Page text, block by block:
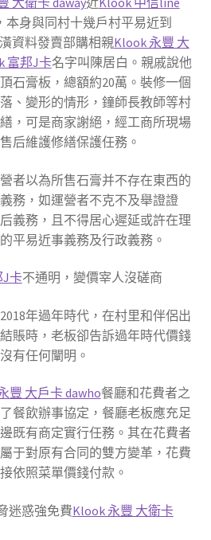
本身與同村十幾戶村平易近到
資料發賣部購相親Klook 永豐 大
富邦J卡名字叫陳居白。親戚說他
石膏板，總額約20萬。裝修一個
、變形的情形，鐘師長教師等村
，可是商家謝絕，經工商所現場
后維護修繕保護任務。
者以為所售石膏并不存在東西的
務，如運營者不克不及舉證證
義務，且不得居心遲延或許在理
平易近事義務及行政義務。
J卡不通明，變價宰人沒磋商
年過年時代，在村里和伴侶出
賬時，老板卻告訴過年時代價錢
有任何闡明。
豐 大戶卡 dawho餐廳和花費者之
餐飲辦事協定，餐廳老板應充足
既有商定實行任務。其在花費者
于對原有合同的雙方變革，花費
依照菜單價錢付款。
迷惑強免費Klook 永豐 大衛卡